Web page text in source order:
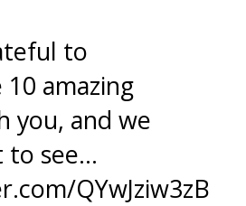
to
amazing
you, and we
to see…
QYwJziw3zB